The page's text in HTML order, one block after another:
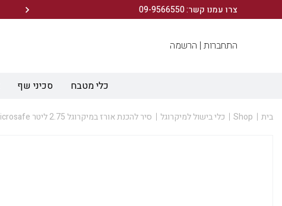
צרו עמנו קשר: 09-9566550
הירשמו לניוזלטר שלנו ותיהנו מ- 10% הנחה ברכישה הראשונה!
התחברות | הרשמה
כלי מטבח סכיני שף
בית Shop כלי בישול למיקרוגל סיר להכנת אורז במיקרוגל 2.75 ליטר Microsafe אדום